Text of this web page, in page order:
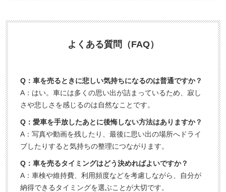
よくある質問（FAQ）
Q：車を売るときに悲しい気持ちになるのは普通ですか？
A：はい。車には多くの思い出が詰まっているため、寂し
さや悲しさを感じるのは自然なことです。
Q：愛車を手放したあとに後悔しない方法はありますか？
A：写真や動画を残したり、最後に思い出の場所へドライ
ブしたりすると気持ちの整理につながります。
Q：車を売るタイミングはどう決めればよいですか？
A：車検や維持費、利用頻度などを考慮しながら、自分が
納得できるタイミングを選ぶことが大切です。